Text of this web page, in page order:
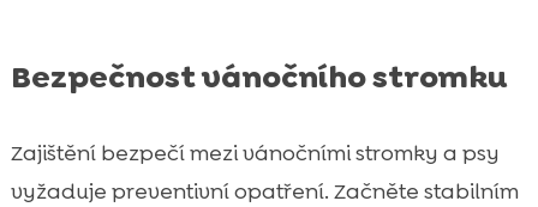
Bezpečnost vánočního stromku
Zajištění bezpečí mezi vánočními stromky a psy
vyžaduje preventivní opatření. Začněte stabilním